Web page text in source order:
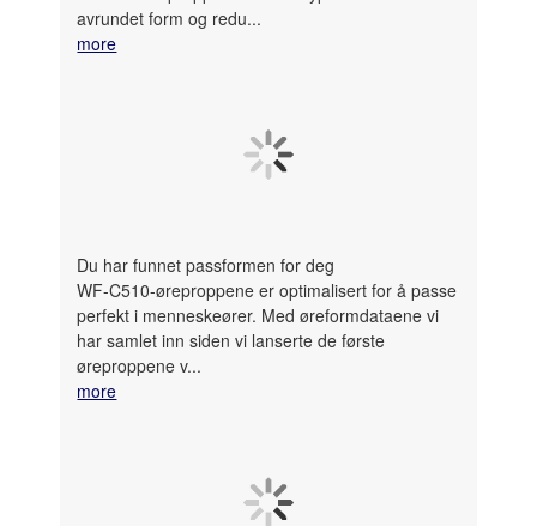
avrundet form og redu...
more
Du har funnet passformen for deg
WF-C510-øreproppene er optimalisert for å passe
perfekt i menneskeører. Med øreformdataene vi
har samlet inn siden vi lanserte de første
øreproppene v...
more